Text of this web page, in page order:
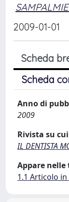
2009-01-01
Scheda
Scheda
Anno di
2009
Rivista su
IL DENTISTA
Appare nelle
1.1 Articolo